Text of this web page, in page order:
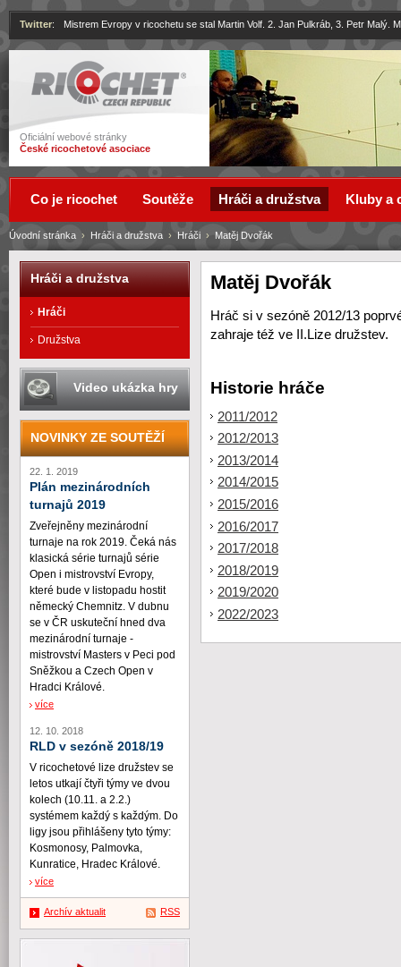
Ricochet
Oficiální webové stránky
České ricochetové asociace
Twitter: Mistrem Evropy v ricochetu se stal Martin Volf. 2. Jan Pulkráb, 3. Petr Malý.
Matěj Dvořák
Hráč si v sezóně 2012/13
zahraje též ve II.Lize družstev.
Historie hráče
2011/2012
2012/2013
2013/2014
2014/2015
2015/2016
2016/2017
2017/2018
2018/2019
2019/2020
2022/2023
Úvodní stránka › Hráči a družstva › Hráči › Matěj Dvořák
Co je ricochet Soutěže Hráči a družstva Kluby a
Hráči a družstva
Hráči
Družstva
Video ukázka hry
NOVINKY ZE SOUTĚŽÍ
22. 1. 2019
Plán mezinárodních
turnajů 2019
Zveřejněny mezinárodní
turnaje na rok 2019. Čeká nás
klasická série turnajů série
Open i mistrovství Evropy,
které bude v listopadu hostit
německý Chemnitz. V dubnu
se v ČR uskuteční hned dva
mezinárodní turnaje -
mistrovství Masters v Peci pod
Sněžkou a Czech Open v
Hradci Králové.
více
12. 10. 2018
RLD v sezóně 2018/19
V ricochetové lize družstev se
letos utkají čtyři týmy ve dvou
kolech (10.11. a 2.2.)
systémem každý s každým. Do
ligy jsou přihlášeny tyto týmy:
Kosmonosy, Palmovka,
Kunratice, Hradec Králové.
více
Archív aktualit RSS